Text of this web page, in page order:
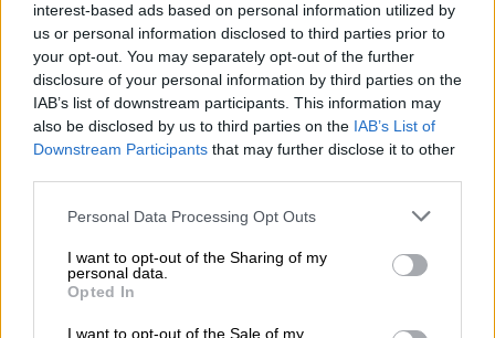
interest-based ads based on personal information utilized by
us or personal information disclosed to third parties prior to
your opt-out. You may separately opt-out of the further
disclosure of your personal information by third parties on the
IAB’s list of downstream participants. This information may
also be disclosed by us to third parties on the IAB’s List of
Downstream Participants that may further disclose it to other
Please note that this website/app uses one or more Google
not limited to your visit or usage behaviour. You may click to
grant or deny consent to Google and its third-party tags to
use your data for below specified purposes in below Google
consent section.
Personal Data Processing Opt Outs
I want to opt-out of the Sharing of my
personal data.
Opted In
I want to opt-out of the Sale of my
Ειδικότερα, στις 12 Μαρτίου, στις 7 μ.μ. στο
Πάντειο Πανεπιστήμιο, θα πραγματοποιηθεί
εκδήλωση με τίτλο «Δύο χρόνια από την
κρατική δολοφονία των Τεμπών» και μεταξύ
των ομιλητών/τριών θα είναι και η Μαρία
Καρυστιανού, που ηγείται στον αγώνα των
Συγκεκριμένα, στην εκδήλωση θα μιλήσουν: